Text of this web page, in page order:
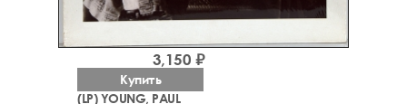
(LP) YOUNG, PAUL
3,150 ₽
Купить